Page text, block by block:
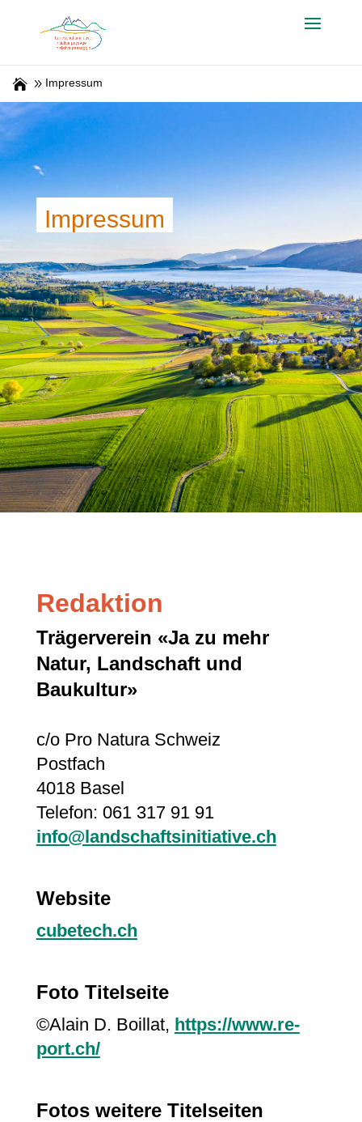
Impressum
Impressum
Redaktion
Trägerverein «Ja zu mehr
Natur, Landschaft und
Baukultur»
c/o Pro Natura Schweiz
Postfach
4018 Basel
Telefon: 061 317 91 91
info@landschaftsinitiative.ch
Website
cubetech.ch
Foto Titelseite
©Alain D. Boillat, https://www.re-
port.ch/
Fotos weitere Titelseiten